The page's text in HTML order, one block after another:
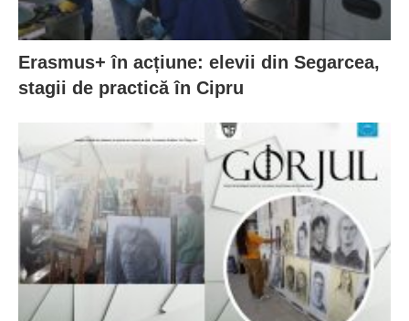
Erasmus+ în acțiune: elevii din Segarcea,
stagii de practică în Cipru